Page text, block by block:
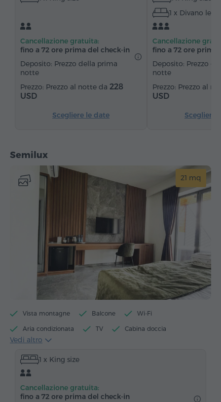
Asciugamani
Accappatoio Asciugacapelli
Riscaldamento Armadio/Guardaroba Scrivania
Divano Telefono Canali satellitari
Frigorifero
Cancellazione gratuita:
fino a 72 ore prima del check‑in
Deposito: Prezzo della prima
notte
Prezzo al notte da 228
USD
Scegliere le date
1 x Divano letto
Cancellazione
fino a 72 ore prima
Deposito: Prezzo
notte
Prezzo al
USD
Scegliere
Semilux
21 mq
Vista montagne Balcone Wi-Fi
Aria condizionata TV Cabina doccia
Accesso alla piscina
Accesso alla vasca idromassaggio
Articoli da toeletta
Pantofole Asciugacapelli
Vedi altro
1 x King size
Cancellazione gratuita:
fino a 72 ore prima del check‑in